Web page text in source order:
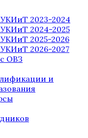
2023-2024
2024-2025
2025-2026
2026-2027
ОВЗ
и